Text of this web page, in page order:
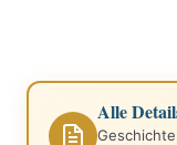
Alle